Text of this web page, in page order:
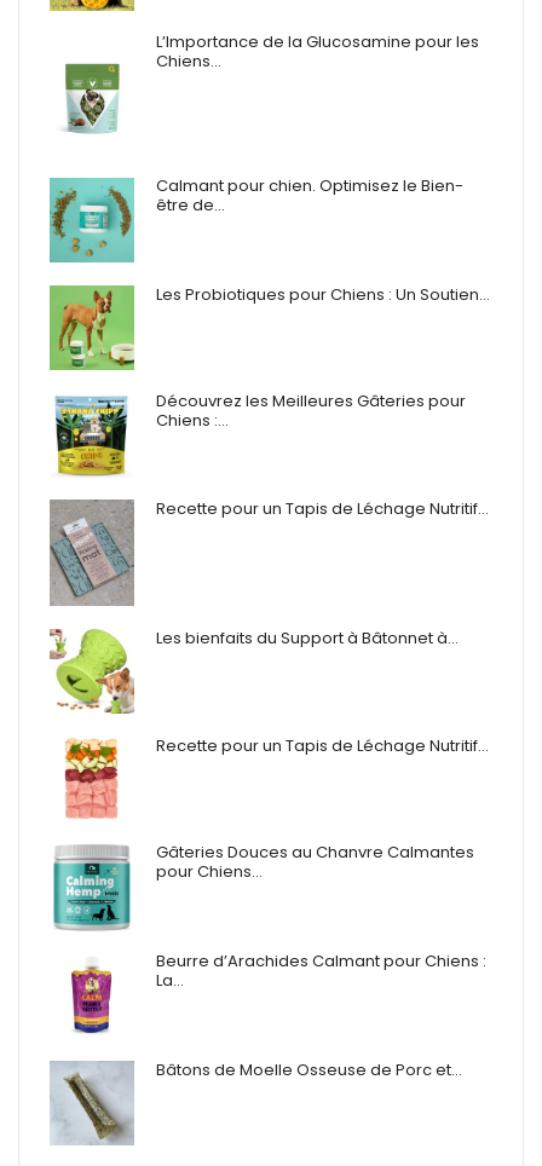
L’Importance de la Glucosamine pour les
Chiens…
Calmant pour chien. Optimisez le Bien-
être de…
Les Probiotiques pour Chiens : Un Soutien…
Découvrez les Meilleures Gâteries pour
Chiens :…
Recette pour un Tapis de Léchage Nutritif…
Les bienfaits du Support à Bâtonnet à…
Recette pour un Tapis de Léchage Nutritif…
Gâteries Douces au Chanvre Calmantes
pour Chiens…
Beurre d’Arachides Calmant pour Chiens :
La…
Bâtons de Moelle Osseuse de Porc et…